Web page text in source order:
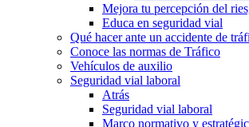
Mejora tu percepción del
Educa en seguridad vial
Qué hacer ante un accidente de
Conoce las normas de Tráfico
Vehículos de auxilio
Seguridad vial laboral
Atrás
Seguridad vial laboral
Marco normativo y